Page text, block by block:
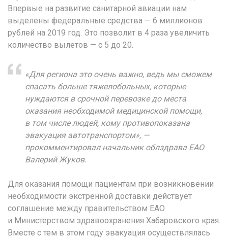
Впервые на развитие санитарной авиации нам
выделены федеральные средства — 6 миллионов
рублей на 2019 год. Это позволит в 4 раза увеличить
количество вылетов — с 5 до 20.
«Для региона это очень важно, ведь мы сможем
спасать больше тяжелобольных, которые
нуждаются в срочной перевозке до места
оказания необходимой медицинской помощи,
в том числе людей, кому противопоказана
эвакуация автотранспортом», —
прокомментировал начальник облздрава ЕАО
Валерий Жуков.
Для оказания помощи пациентам при возникновении
необходимости экстренной доставки действует
соглашение между правительством ЕАО
и Министерством здравоохранения Хабаровского края.
Вместе с тем в этом году эвакуация осуществлялась